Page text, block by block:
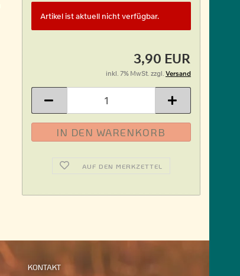
Artikel ist aktuell nicht verfügbar.
3,90 EUR
inkl. 7% MwSt. zzgl. Versand
AUF DEN MERKZETTEL
KONTAKT